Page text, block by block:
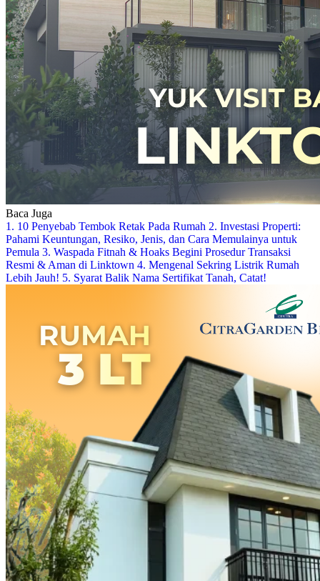
Baca Juga
1. 10 Penyebab Tembok Retak Pada Rumah 2. Investasi Properti:
Pahami Keuntungan, Resiko, Jenis, dan Cara Memulainya untuk
Pemula 3. Waspada Fitnah & Hoaks Begini Prosedur Transaksi
Resmi & Aman di Linktown 4. Mengenal Sekring Listrik Rumah
Lebih Jauh! 5. Syarat Balik Nama Sertifikat Tanah, Catat!